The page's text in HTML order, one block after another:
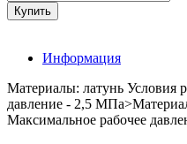
Информация
Материалы: латунь Условия
давление - 2,5
Максимальное рабочее